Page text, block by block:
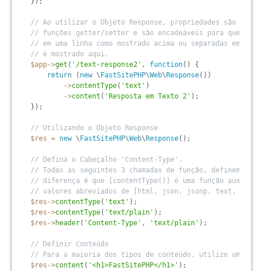
// Ao utilizar o Objeto Response, propriedades são
// funções getter/setter e são encadeáveis para que
// em uma linha como mostrado acima ou separadas em
// é mostrado aqui.
$app->get ( '/text-response2' , function( )
{
return
( new \ FastSitePHP\Web\ Response( ) )
->contentType( 'text' )
->content ( 'Resposta em Texto 2' ) ;
} ) ;
// Utilizando o Objeto Response
$res = new \ FastSitePHP\Web\ Response( ) ;
// Defina o Cabeçalho 'Content-Type'.
// Todas as seguintes 3 chamadas de função, definem o
// diferença é que [contentType()] é uma função auxiliar
// valores abreviados de [html, json, jsonp, text, css,
$res ->contentType( 'text' ) ;
$res ->contentType( 'text/plain' ) ;
$res ->header( 'Content-Type' , 'text/plain' ) ;
// Definir Conteúdo
// Para a maioria dos tipos de conteúdo, utilize uma
$res ->content ( '<h1>FastSitePHP</h1>' ) ;